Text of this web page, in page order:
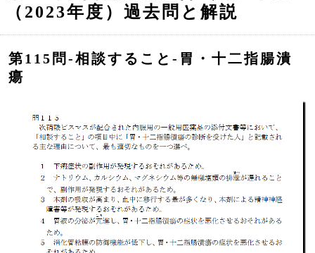
（2023年度）過去問と解説
第115問‐相談すること‐胃・十二指腸潰
瘍